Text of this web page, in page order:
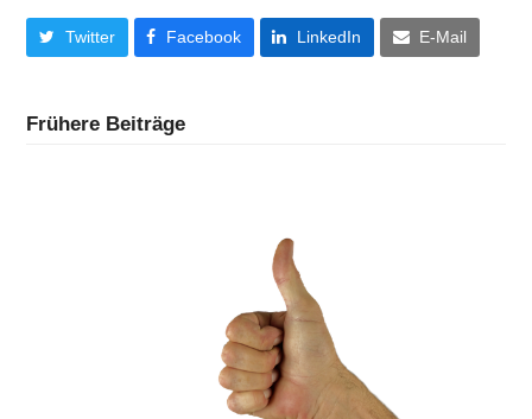
Twitter Facebook LinkedIn E-Mail
Frühere Beiträge